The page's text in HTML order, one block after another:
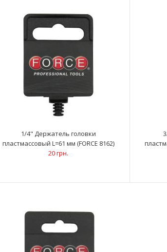
Стенд для головок FORCE (FORCE 50121)
8 086 грн.
20 грн.
1/4" Держатель головки
пластмассовый L=61 мм (FORCE 8162)
20 грн.